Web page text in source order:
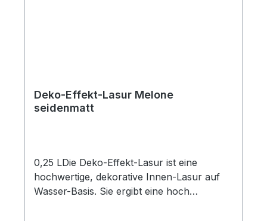
Deko-Effekt-Lasur Melone
seidenmatt
0,25 LDie Deko-Effekt-Lasur ist eine
hochwertige, dekorative Innen-Lasur auf
Wasser-Basis. Sie ergibt eine hoch